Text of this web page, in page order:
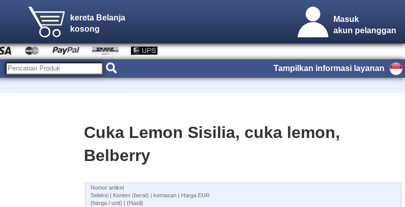
kereta Belanja
kosong
Masuk
akun pelanggan
Tampilkan informasi layanan
Cuka Lemon Sisilia, cuka lemon,
Belberry
Nomor artikel
Seleksi | Konten (berat) | kemasan | Harga EUR
(harga / unit) | (Hasil)